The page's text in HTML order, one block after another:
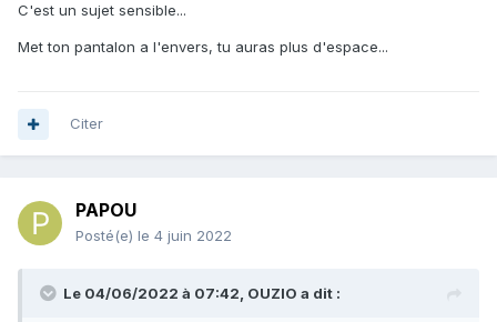
C'est un sujet sensible...
Met ton pantalon a l'envers, tu auras plus d'espace...
Citer
PAPOU
Posté(e) le 4 juin 2022
Le 04/06/2022 à 07:42, OUZIO a dit :